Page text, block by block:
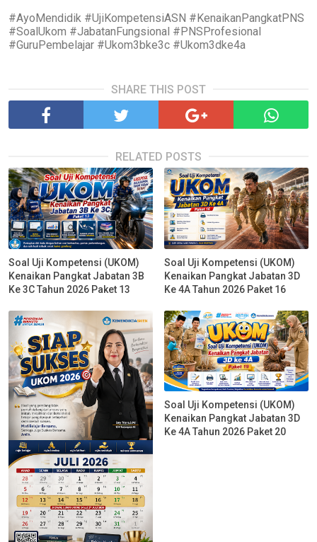
#AyoMendidik #UjiKompetensiASN #KenaikanPangkatPNS
#SoalUkom #JabatanFungsional #PNSProfesional
#GuruPembelajar #Ukom3bke3c #Ukom3dke4a
SHARE THIS POST
RELATED POSTS
Soal Uji Kompetensi (UKOM)
Kenaikan Pangkat Jabatan 3B
Ke 3C Tahun 2026 Paket 13
Soal Uji Kompetensi (UKOM)
Kenaikan Pangkat Jabatan 3D
Ke 4A Tahun 2026 Paket 16
Soal Uji Kompetensi (UKOM)
Kenaikan Pangkat Jabatan 3D
Ke 4A Tahun 2026 Paket 20